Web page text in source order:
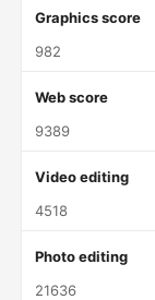
Graphics score
982
Web score
9389
Video editing
4518
Photo editing
21636